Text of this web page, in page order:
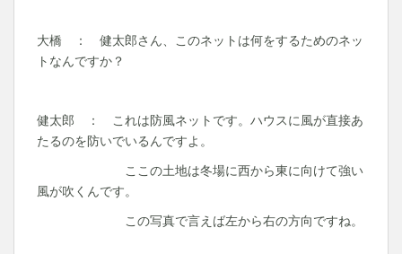
大橋 ： 健太郎さん、このネットは何をするためのネッ
トなんですか？
健太郎 ： これは防風ネットです。ハウスに風が直接あ
たるのを防いでいるんですよ。
ここの土地は冬場に西から東に向けて強い
風が吹くんです。
この写真で言えば左から右の方向ですね。